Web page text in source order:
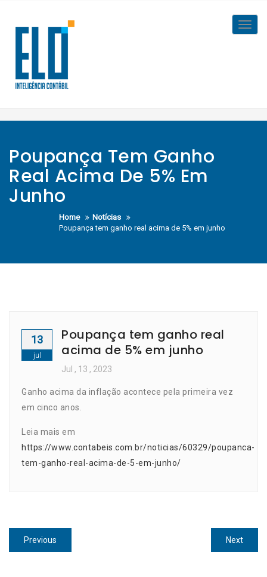
content
Poupança Tem Ganho
Real Acima De 5% Em
Junho
Home
Notícias
Poupança tem ganho real acima de 5% em junho
13
jul
Poupança tem ganho real
acima de 5% em junho
Jul , 13 , 2023
Ganho acima da inflação acontece pela primeira vez
em cinco anos.
Leia mais em
https://www.contabeis.com.br/noticias/60329/poupanca-
tem-ganho-real-acima-de-5-em-junho/
Navegação
de
Previous
post:
NextNext
post: